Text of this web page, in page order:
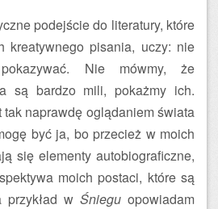
podejście do literatury, które
kreatywnego pisania, uczy: nie
Nie mówmy, że
są bardzo mili, pokażmy ich.
naprawdę oglądaniem świata
być ja, bo przecież w moich
się elementy autobiograficzne,
moich postaci, które są
w Śniegu opowiadam